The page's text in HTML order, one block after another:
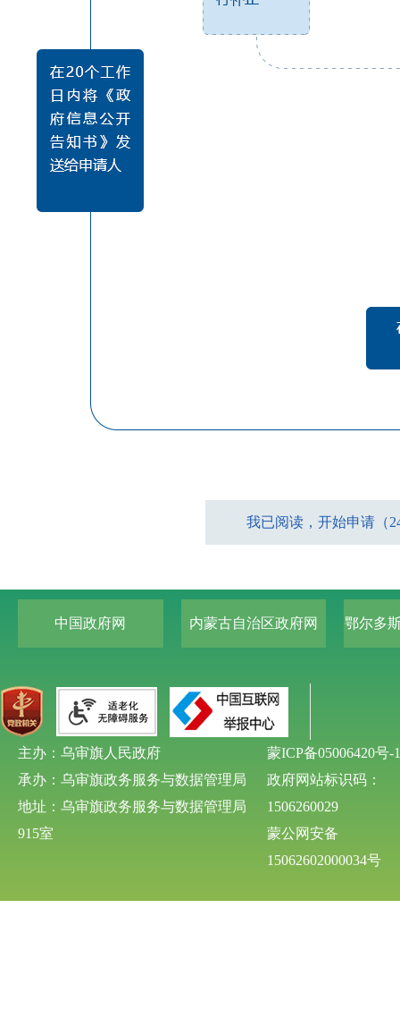
我已阅读，开始申请（
中国政府网 内蒙古自治区政府网 鄂尔多
主办：乌审旗人民政府
承办：乌审旗政务服务与数据管理局
地址：乌审旗政务服务与数据管理局
915室
蒙ICP备05006420号-1
政府网站标识码：
1506260029
蒙公网安备
15062602000034号